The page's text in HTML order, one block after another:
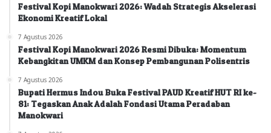
Festival Kopi Manokwari 2026: Wadah Strategis Akselerasi
Ekonomi Kreatif Lokal
7 Agustus 2026
Festival Kopi Manokwari 2026 Resmi Dibuka: Momentum
Kebangkitan UMKM dan Konsep Pembangunan Polisentris
7 Agustus 2026
Bupati Hermus Indou Buka Festival PAUD Kreatif HUT RI ke-
81: Tegaskan Anak Adalah Fondasi Utama Peradaban
Manokwari